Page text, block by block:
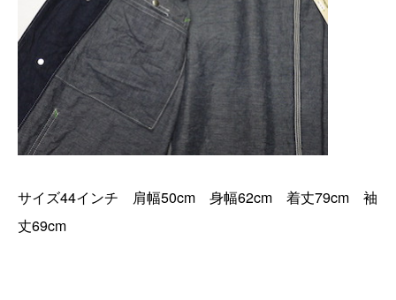
サイズ44インチ 肩幅50cm 身幅62cm 着丈79cm 袖
丈69cm